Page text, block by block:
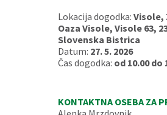
Lokacija dogodka: Visole,
Oaza Visole, Visole 63,
Slovenska Bistrica
Datum: 27. 5. 2026
Čas dogodka: od 10.00 do
KONTAKTNA OSEBA ZA